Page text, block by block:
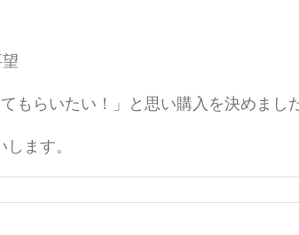
らいたい！」と思い購入を決めました
ます。